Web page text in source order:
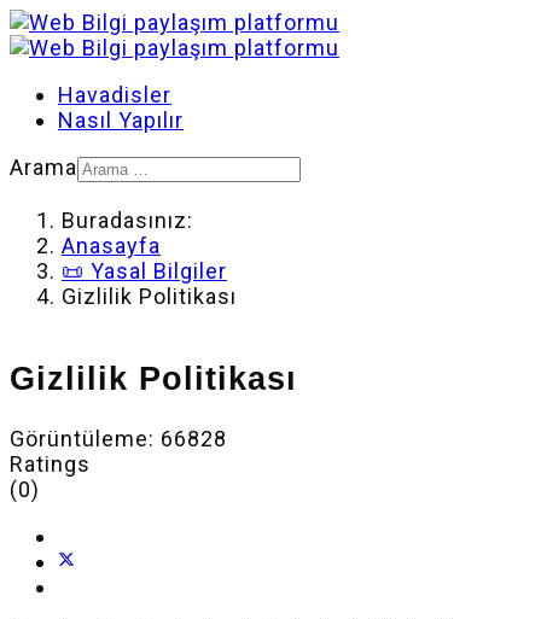
Havadisler
Nasıl Yapılır
Arama
Buradasınız:
Anasayfa
📜 Yasal Bilgiler
Gizlilik Politikası
Gizlilik Politikası
Görüntüleme: 66828
Ratings
(0)